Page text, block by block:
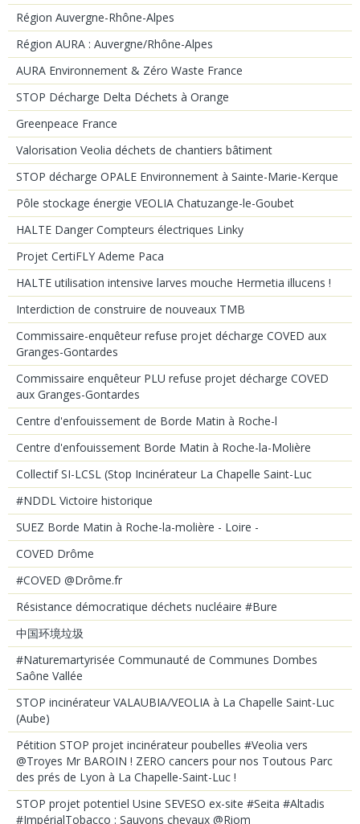
Région Auvergne-Rhône-Alpes
Région AURA : Auvergne/Rhône-Alpes
AURA Environnement & Zéro Waste France
STOP Décharge Delta Déchets à Orange
Greenpeace France
Valorisation Veolia déchets de chantiers bâtiment
STOP décharge OPALE Environnement à Sainte-Marie-Kerque
Pôle stockage énergie VEOLIA Chatuzange-le-Goubet
HALTE Danger Compteurs électriques Linky
Projet CertiFLY Ademe Paca
HALTE utilisation intensive larves mouche Hermetia illucens !
Interdiction de construire de nouveaux TMB
Commissaire-enquêteur refuse projet décharge COVED aux
Granges-Gontardes
Commissaire enquêteur PLU refuse projet décharge COVED
aux Granges-Gontardes
Centre d'enfouissement de Borde Matin à Roche-l
Centre d'enfouissement Borde Matin à Roche-la-Molière
Collectif SI-LCSL (Stop Incinérateur La Chapelle Saint-Luc
#NDDL Victoire historique
SUEZ Borde Matin à Roche-la-molière - Loire -
COVED Drôme
#COVED @Drôme.fr
Résistance démocratique déchets nucléaire #Bure
中国环境垃圾
#Naturemartyrisée Communauté de Communes Dombes
Saône Vallée
STOP incinérateur VALAUBIA/VEOLIA à La Chapelle Saint-Luc
(Aube)
Pétition STOP projet incinérateur poubelles #Veolia vers
@Troyes Mr BAROIN ! ZERO cancers pour nos Toutous Parc
des prés de Lyon à La Chapelle-Saint-Luc !
STOP projet potentiel Usine SEVESO ex-site #Seita #Altadis
#ImpérialTobacco : Sauvons chevaux @Riom